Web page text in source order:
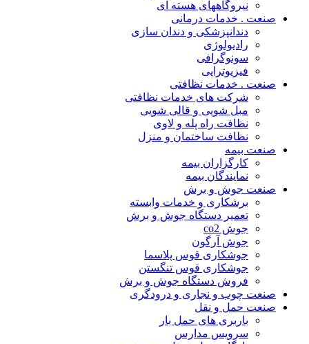
نیروگاههای هسته ای
صنعت . خدمات درمانی
دندانپزشکی و دندان سازی
رادیولوژی
سونوگرافی
فیزیوتراپی
صنعت . خدمات نظافتی
شرکت های خدمات نظافتی
مبل شویی و قالی شویی
نظافت راه پله و لاوی
نظافت ساختمان و منزل
صنعت بیمه
کارگزاران بیمه
نمایندگان بیمه
صنعت جوش و برش
برشکاری و خدمات وابسته
تعمیر دستگاه جوش و برش
جوش co2
جوش آرگون
جوشکاری قوس پلاسما
جوشکاری قوس تنگستن
فروش دستگاه جوش و برش
صنعت چوب و نجاری و درودگری
صنعت حمل و نقل
باربری های حمل بار
سرویس مدارس